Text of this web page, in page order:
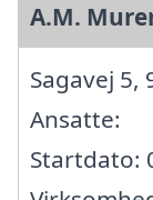
A.M.
Sagavej 5,
Ansatte:
Startdato: